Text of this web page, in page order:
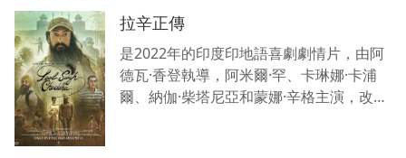
沒有任何的擦邊球。
拉辛正傳
是2022年的印度印地語喜劇劇情片，由阿
德瓦·香登執導，阿米爾·罕、卡琳娜·卡浦
爾、納伽·柴塔尼亞和蒙娜·辛格主演，改編